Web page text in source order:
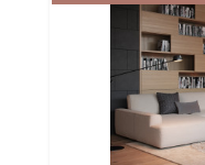
akkumlátoros
töltési lehetőség:
USB csatlakozó:
Q box bútorelem
(csatlakozóaljzat +
USB csatlakozó):